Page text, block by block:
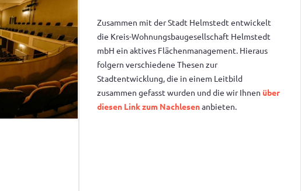
Zusammen mit der Stadt Helmstedt entwickelt
die Kreis-Wohnungsbaugesellschaft Helmstedt
mbH ein aktives Flächenmanagement. Hieraus
folgern verschiedene Thesen zur
Stadtentwicklung, die in einem Leitbild
zusammen gefasst wurden und die wir Ihnen über
diesen Link zum Nachlesenanbieten.